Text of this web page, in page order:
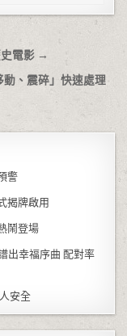
史電影 →
、震碎」快速處理
警
揭牌啟用
鬧登場
出幸福序曲 配對率
安全